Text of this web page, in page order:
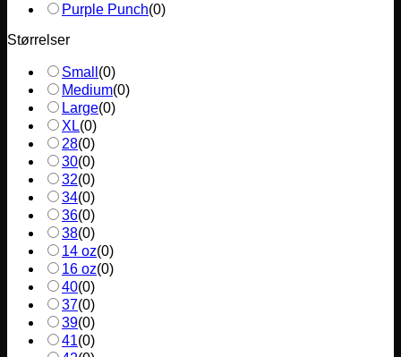
Purple Punch(0)
Størrelser
Small (0)
Medium(0)
Large(0)
XL(0)
28(0)
30(0)
32(0)
34(0)
36(0)
38(0)
14 oz(0)
16 oz(0)
40(0)
37(0)
39(0)
41(0)